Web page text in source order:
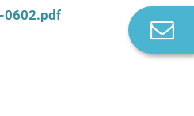
0602.pdf